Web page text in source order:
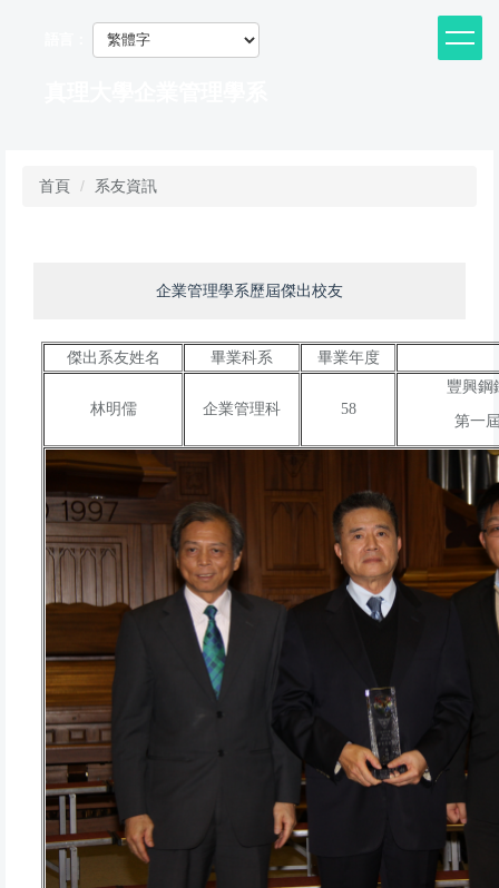
首頁 系友資訊
企業管理學系歷屆傑出校友
傑出系友姓名 畢業科系 畢業年度
林明儒 企業管理科 58
豐興鋼
第一